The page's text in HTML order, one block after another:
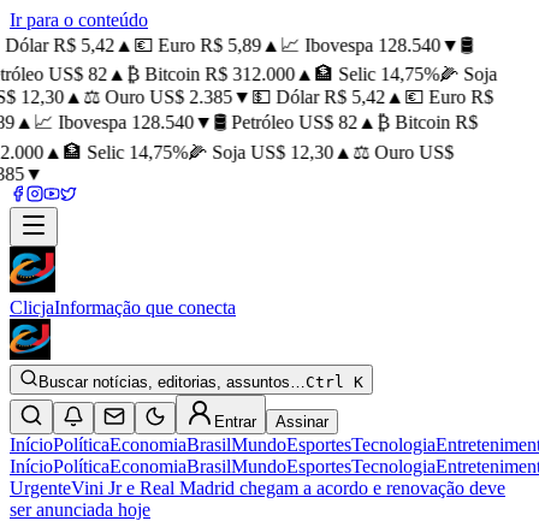
Ir para o conteúdo
R$ 5,42▲ 💶 Euro R$ 5,89▲ 📈 Ibovespa 128.540▼🛢️
US$ 82▲ ₿ Bitcoin R$ 312.000▲ 🏦 Selic 14,75%🌽 Soja
12,30▲ ⚖️ Ouro US$ 2.385▼💵 Dólar R$ 5,42▲ 💶 Euro R$
▲ 📈 Ibovespa 128.540▼🛢️ Petróleo US$ 82▲ ₿ Bitcoin R$
▲ 🏦 Selic 14,75%🌽 Soja US$ 12,30▲ ⚖️ Ouro US$
▼
ClicjaInformação que conecta
Buscar notícias, editorias, assuntos…Ctrl K
Entrar Assinar
InícioPolíticaEconomiaBrasilMundoEsportesTecnologia
InícioPolíticaEconomiaBrasilMundoEsportesTecnologia
UrgenteVini Jr e Real Madrid chegam a acordo e renovação deve
ser anunciada hoje